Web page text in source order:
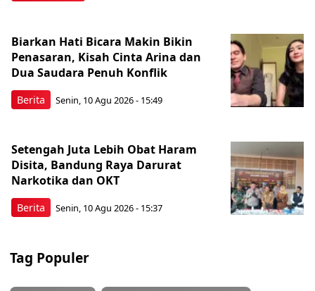
Berita
Biarkan Hati Bicara Makin Bikin
Penasaran, Kisah Cinta Arina dan
Dua Saudara Penuh Konflik
Senin, 10 Agu 2026 - 15:49
Berita
Setengah Juta Lebih Obat Haram
Disita, Bandung Raya Darurat
Narkotika dan OKT
Senin, 10 Agu 2026 - 15:37
Tag Populer